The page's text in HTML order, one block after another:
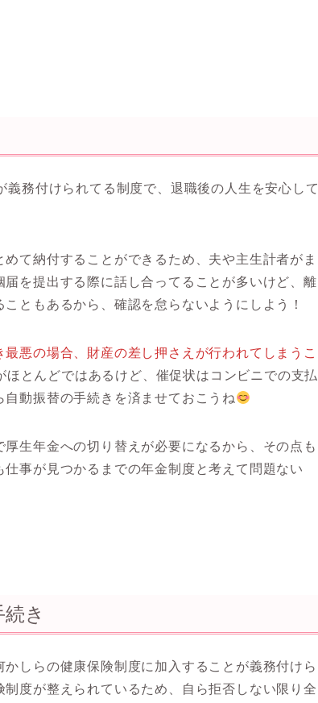
務付けられてる制度で、退職後の人生を安心して
て納付することができるため、夫や主生計者がま
を提出する際に話し合ってることが多いけど、離
ともあるから、確認を怠らないようにしよう！
悪の場合、財産の差し押さえが行われてしまうこ
とんどではあるけど、催促状はコンビニでの支払
動振替の手続きを済ませておこうね
厚生年金への切り替えが必要になるから、その点も
事が見つかるまでの年金制度と考えて問題ない
き
かしらの健康保険制度に加入することが義務付けら
度が整えられているため、自ら拒否しない限り全